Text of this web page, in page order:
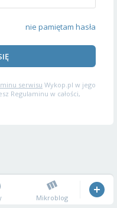
nie pamiętam hasła
serwisu Wykop.pl w jego
Regulaminu w całości,
Mikroblog